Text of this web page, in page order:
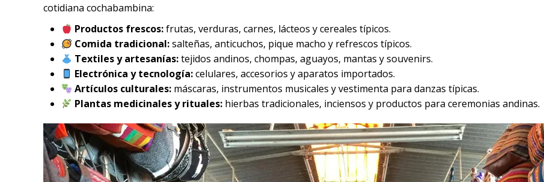
cotidiana cochabambina:
Productos frescos:frutas, verduras, carnes, lácteos y cereales típicos.
Comida tradicional:salteñas, anticuchos, pique macho y refrescos típicos.
Textiles y artesanías:tejidos andinos, chompas, aguayos, mantas y souvenirs.
Electrónica y tecnología:celulares, accesorios y aparatos importados.
Artículos culturales: máscaras, instrumentos musicales y vestimenta para danzas típicas.
Plantas medicinales y rituales: hierbas tradicionales, inciensos y productos para ceremonias andinas.